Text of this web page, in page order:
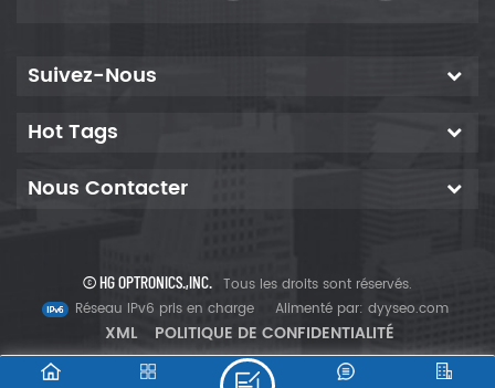
Suivez-Nous
Hot Tags
Nous Contacter
© HG OPTRONICS.,INC. Tous les droits sont réservés.
Réseau IPv6 pris en charge
Alimenté par: dyyseo.com
XML POLITIQUE DE CONFIDENTIALITÉ